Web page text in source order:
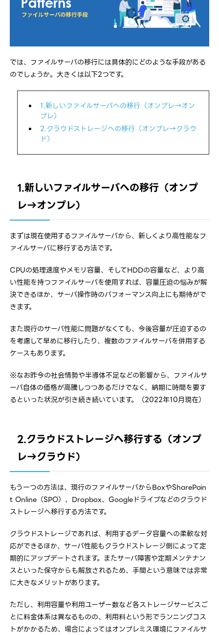
では、ファイルサーバの移行には具体的にどのような手段がある
のでしょうか。大きくは以下2つです。
1.新しいファイルサーバへの移行（オンプレ→オン
プレ）
2.クラウドストレージへの移行（オンプレ→クラウ
ド）
1.新しいファイルサーバへの移行（オンプ
レ→オンプレ）
まずは現在使用するファイルサーバから、新しくより高性能なフ
ァイルサーバに移行する方法です。
CPUの処理速度やメモリ容量、そしてHDDの容量など、より高
い性能を持つファイルサーバを使用すれば、容量圧迫の悩みが解
決できるほか、サーバ操作時のパフォーマンス向上にも期待がで
きます。
また現行のサーバ性能に問題がなくても、今後容量が圧迫するの
を考慮して早めに移行したり、複数のファイルサーバを併用する
ケースもあります。
※なお昨今の社会情勢や半導体不足などの影響から、ファイルサ
ーバ自体の価格が高騰しつつあるだけでなく、納期に時間を要す
るといった状況が引き続き続いています。（2022年10月現在）
2.クラウドストレージへ移行する（オンプ
レ→クラウド）
もう一つの方法は、現行のファイルサーバからBoxやSharePoin
t Online（SPO）、Dropbox、Googleドライブなどのクラウド
ストレージへ移行する方法です。
クラウドストレージであれば、利用するデータ容量への柔軟な対
応ができるほか、サーバ性能もクラウドストレージ側によって定
期的にアップデートされます。またサーバ障害や定期メンテナン
スといった保守からも解放されるため、手間という意味では非常
に大きなメリットがあります。
ただし、利用容量や利用ユーザー数など各ストレージサービスご
とに料金体系は異なるものの、利用料という形でランニングコス
トがかかるため、場合によってはオンプレミス環境にファイルサ